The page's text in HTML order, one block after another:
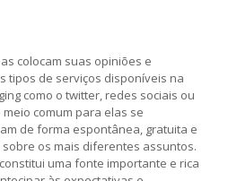
colocam suas opiniões e
tipos de serviços disponíveis na
como o twitter, redes sociais ou
comum para elas se
de forma espontânea, gratuita e
os mais diferentes assuntos.
uma fonte importante e rica